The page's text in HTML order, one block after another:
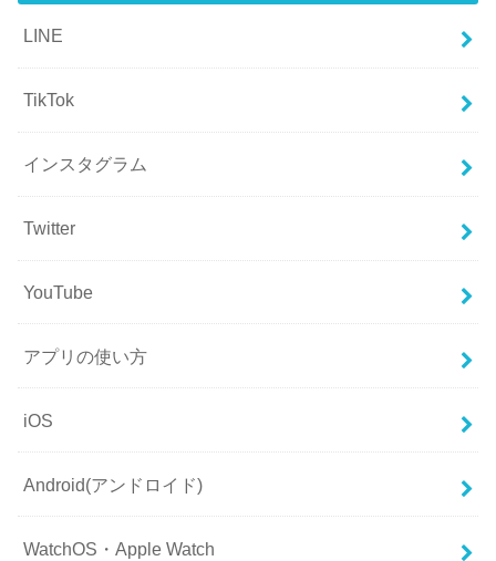
LINE
TikTok
インスタグラム
Twitter
YouTube
アプリの使い方
iOS
Android(アンドロイド)
WatchOS・Apple Watch